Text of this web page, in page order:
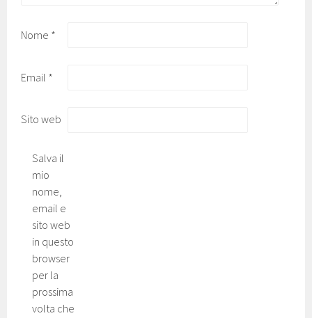
Nome *
Email *
Sito web
Salva il
mio
nome,
email e
sito web
in questo
browser
per la
prossima
volta che